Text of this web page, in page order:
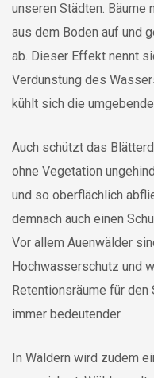
unseren Städten. Bäume
aus dem Boden auf und
ab. Dieser Effekt nennt
Verdunstung des
kühlt sich die
Auch schützt das
ohne Vegetation
und so oberflächlich
demnach auch einen
Vor allem Auenwälder
Hochwasserschutz und
Retentionsräume für
immer bedeutender.
In Wäldern wird zudem